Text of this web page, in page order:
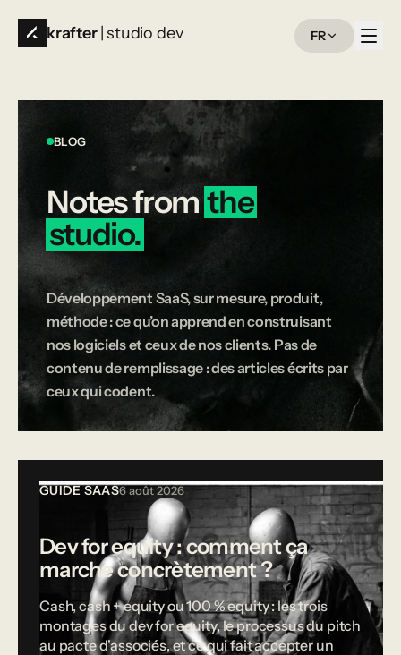
krafter | studio dev FR
BLOG
Notesfrom the
studio.
Développement SaaS, sur mesure, produit,
méthode : ce qu’on apprend en construisant
nos logiciels et ceux de nos clients. Pas de
contenu de remplissage : des articles écrits par
ceux qui codent.
GUIDE SAAS6 août 2026
Dev for equity : comment ça
marche concrètement ?
Cash, cash + equity ou 100 % equity : les trois
montages du dev for equity, le processus du pitch
au pacte d'associés, et ce qui fait accepter un